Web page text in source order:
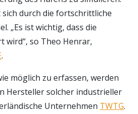
durch die fortschrittliche
„Es ist wichtig, dass die
wird“, so Theo Henrar,
.
möglich zu erfassen, werden
Hersteller solcher industrieller
Unternehmen TWTG.